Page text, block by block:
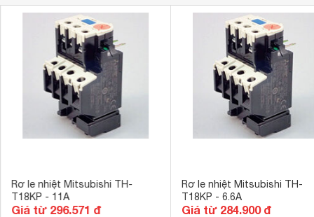
Rơ le nhiệt Mitsubishi TH-
T18KP - 11A
Giá từ 296.571 đ
Rơ le nhiệt Mitsubishi TH-
T18KP - 6.6A
Giá từ 284.900 đ